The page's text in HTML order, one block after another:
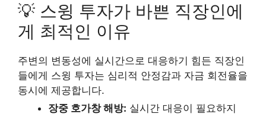
💡 스윙 투자가 바쁜 직장인에
게 최적인 이유
주변의 변동성에 실시간으로 대응하기 힘든 직장인
들에게 스윙 투자는 심리적 안정감과 자금 회전율을
동시에 제공합니다.
장중 호가창 해방: 실시간 대응이 필요하지